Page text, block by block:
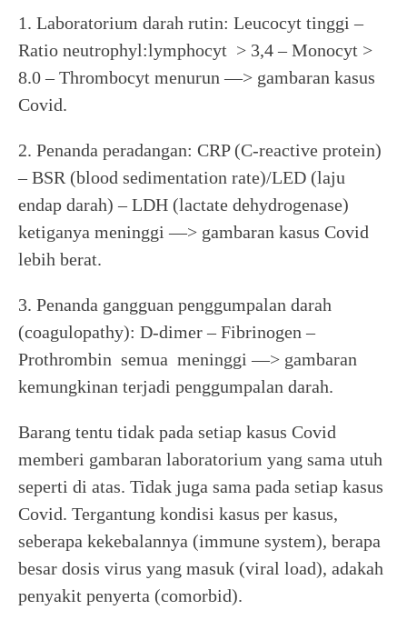
1. Laboratorium darah rutin: Leucocyt tinggi –
Ratio neutrophyl:lymphocyt > 3,4 – Monocyt >
8.0 – Thrombocyt menurun —> gambaran kasus
Covid.
2. Penanda peradangan: CRP (C-reactive protein)
– BSR (blood sedimentation rate)/LED (laju
endap darah) – LDH (lactate dehydrogenase)
ketiganya meninggi —> gambaran kasus Covid
lebih berat.
3. Penanda gangguan penggumpalan darah
(coagulopathy): D-dimer – Fibrinogen –
Prothrombin semua meninggi —> gambaran
kemungkinan terjadi penggumpalan darah.
Barang tentu tidak pada setiap kasus Covid
memberi gambaran laboratorium yang sama utuh
seperti di atas. Tidak juga sama pada setiap kasus
Covid. Tergantung kondisi kasus per kasus,
seberapa kekebalannya (immune system), berapa
besar dosis virus yang masuk (viral load), adakah
penyakit penyerta (comorbid).